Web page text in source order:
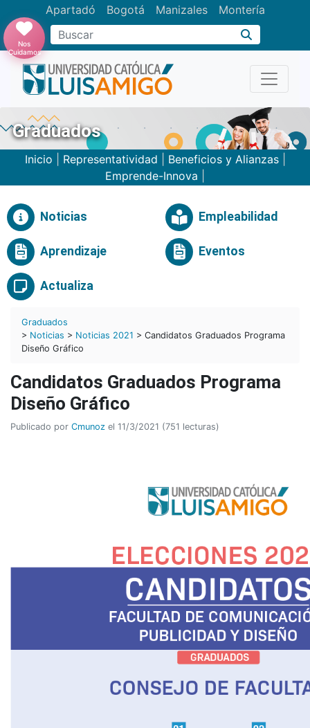
Apartadó Bogotá Manizales Montería
Buscar
Nos
Cuidamos
Graduados
Inicio Representatividad Beneficios y Alianzas|
Emprende-Innova
Noticias Empleabilidad
Aprendizaje Eventos
Actualiza
Graduados
> Noticias > Noticias 2021 > Candidatos Graduados Programa
Diseño Gráfico
Candidatos Graduados Programa
Diseño Gráfico
Publicado por Cmunoz el 11/3/2021 (751 lecturas)